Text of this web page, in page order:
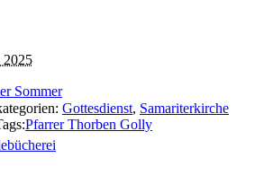
Sommer
2025
Gottesdienst, Samariterkirche
Pfarrer Thorben Golly